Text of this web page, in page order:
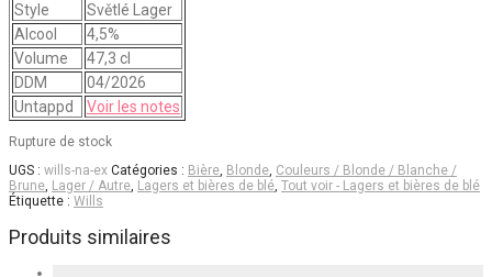
Style
Světlé Lager
Alcool
4,5%
Volume
47,3 cl
DDM
04/2026
Untappd
Voir les notes
Rupture de stock
UGS : wills-na-ex Catégories : Bière, Blonde, Couleurs / Blonde / Blanche /
Brune, Lager / Autre, Lagers et bières de blé, Tout voir - Lagers et bières de blé
Étiquette : Wills
Produits similaires